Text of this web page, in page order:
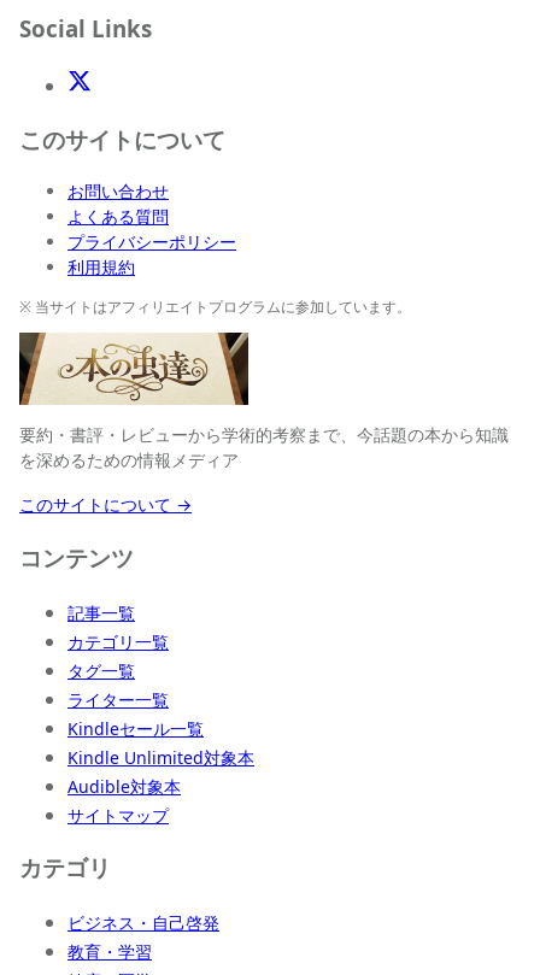
Social Links
X(Twitter)
このサイトについて
お問い合わせ
よくある質問
プライバシーポリシー
利用規約
※ 当サイトはアフィリエイトプログラムに参加しています。
要約・書評・レビューから学術的考察まで、今話題の本から知識
を深めるための情報メディア
このサイトについて →
コンテンツ
記事一覧
カテゴリ一覧
タグ一覧
ライター一覧
Kindleセール一覧
Kindle Unlimited対象本
Audible対象本
サイトマップ
カテゴリ
ビジネス・自己啓発
教育・学習